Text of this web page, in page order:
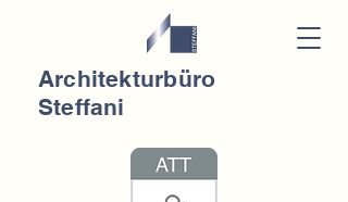
Architekturbüro
Steffani